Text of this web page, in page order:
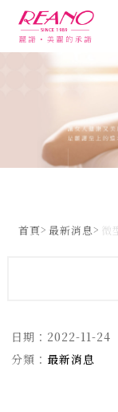
首頁 最新消息 微
日期： 2022-11-24
分類： 最新消息